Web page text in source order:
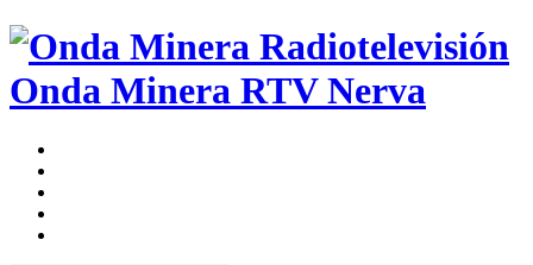
Onda Minera RTVNerva